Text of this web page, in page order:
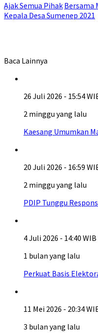
Ajak Semua Pihak Bersama
Kepala Desa Sumenep 2021
Baca Lainnya
26 Juli 2026 - 15:54
2 minggu yang lalu
Kaesang Umumkan
20 Juli 2026 - 16:59
2 minggu yang lalu
PDIP Tunggu
4 Juli 2026 - 14:40 WIB
1 bulan yang lalu
Perkuat Basis
11 Mei 2026 - 20:34
3 bulan yang lalu